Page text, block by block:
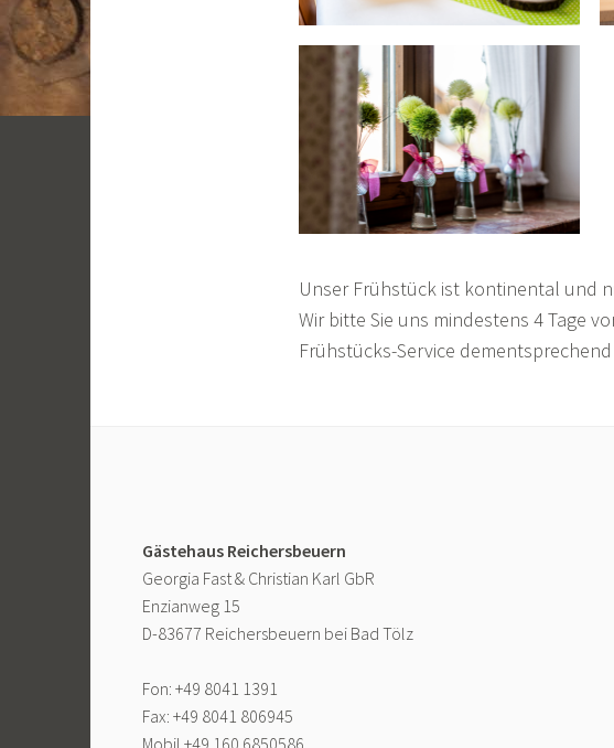
Unser Frühstück ist kontinental und
Wir bitte Sie uns mindestens 4 Tage
Frühstücks-Service
Gästehaus Reichersbeuern
Georgia Fast & Christian Karl GbR
Enzianweg 15
D-83677 Reichersbeuern bei Bad Tölz
Fon: +49 8041 1391
Fax: +49 8041 806945